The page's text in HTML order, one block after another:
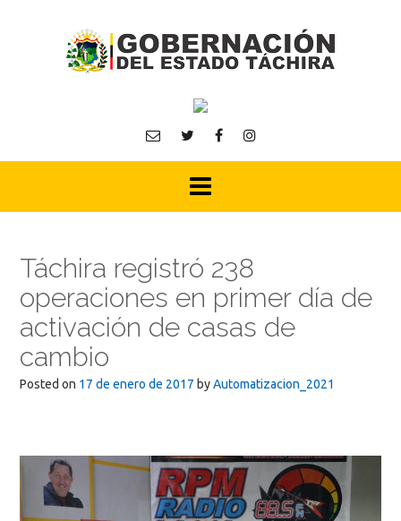
Táchira registró 238
operaciones en primer día de
activación de casas de
cambio
Posted on 17 de enero de 2017 byAutomatizacion_2021